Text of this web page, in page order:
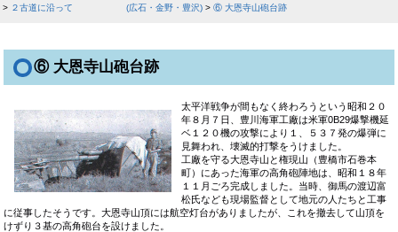
２古道に沿って (広石・金野・豊沢)
⑥ 大恩寺山砲台跡
⑥ 大恩寺山砲台跡
太平洋戦争が間もなく終わろうという昭和２０
年８月７日、豊川海軍工廠は米軍0B29爆撃機延
ベ１２０機の攻撃により１、５３７発の爆弾に
見舞われ、壊滅的打撃をうけました。
工廠を守る大恩寺山と権現山（豊橋市石巻本
町）にあった海軍の高角砲陣地は、昭和１８年
１１月ごろ完成しました。当時、御馬の渡辺富
松氏なども現場監督として地元の人たちと工事
に従事したそうです。大恩寺山頂には航空灯台がありましたが、これを撤去して山頂を
けずり３基の高角砲台を設けました。